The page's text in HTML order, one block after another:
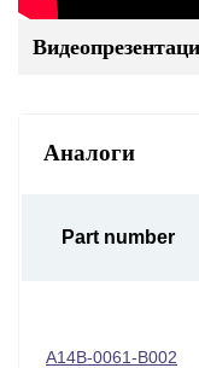
Аналоги
Part number
A14B-0061-B002